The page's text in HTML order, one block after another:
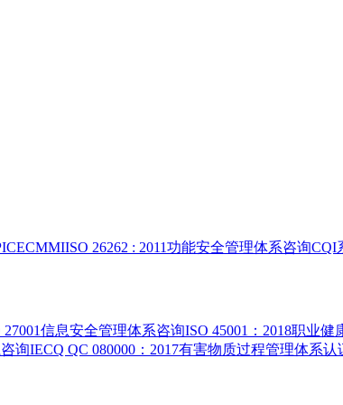
CMMIISO 26262 : 2011功能安全管理体系咨询CQI
27001信息安全管理体系咨询ISO 45001：2018职业
询IECQ QC 080000：2017有害物质过程管理体系认